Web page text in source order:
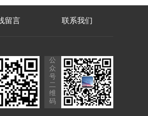
留言 联系我们
公
众
号
二
维
码